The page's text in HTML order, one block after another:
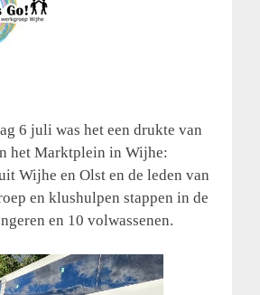
6 juli was het een drukte van
het Marktplein in Wijhe:
Wijhe en Olst en de leden van
en klushulpen stappen in de
en 10 volwassenen.